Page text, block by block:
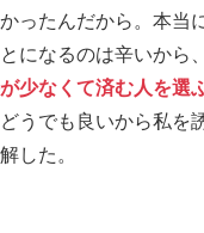
ったんだから。本当
になるのは辛いから
少なくて済む人を選
うでも良いから私を
した。